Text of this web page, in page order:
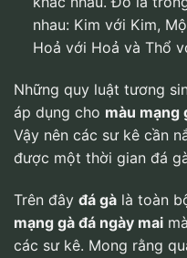
nhau: Kim với Kim,
Hoả với Hoả và Thổ
Những quy luật tương
áp dụng cho màu mạng
Vậy nên các sư kê cần
được một thời gian đá
Trên đây đá gà là toàn
mạng gà đá ngày mai mà
các sư kê. Mong rằng